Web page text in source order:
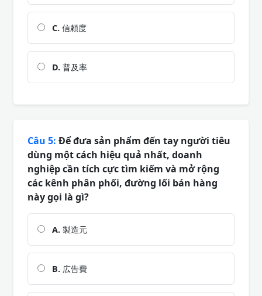
C. 信頼度
D. 普及率
Câu 5: Để đưa sản phẩm đến tay người tiêu
dùng một cách hiệu quả nhất, doanh
nghiệp cần tích cực tìm kiếm và mở rộng
các kênh phân phối, đường lối bán hàng
này gọi là gì?
A. 製造元
B. 広告費